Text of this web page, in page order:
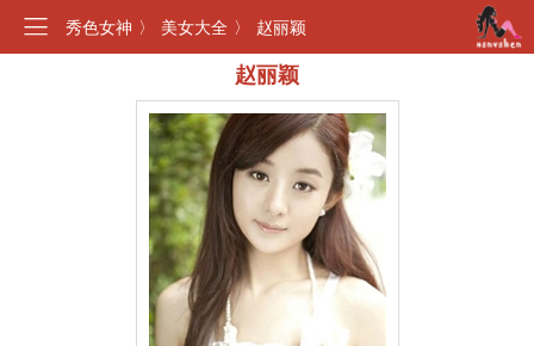
秀色女神 〉 美女大全 〉 赵丽颖
赵丽颖